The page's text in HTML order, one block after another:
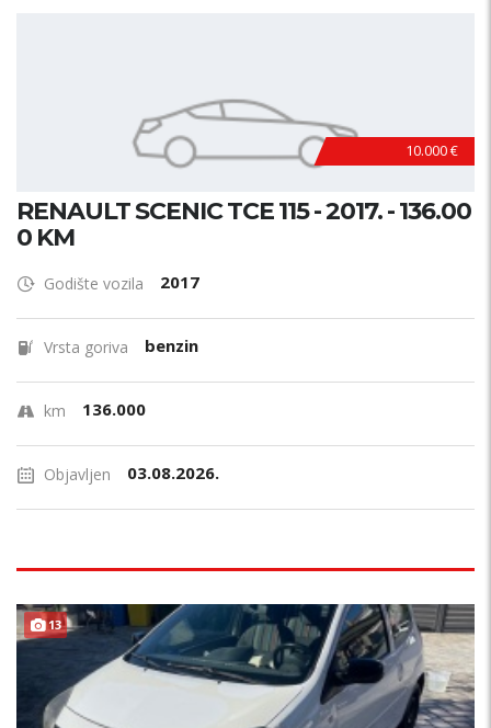
10.000 €
RENAULT SCENIC TCE 115 - 2017. - 136.00
0 KM
Godište vozila 2017
Vrsta goriva benzin
km 136.000
Objavljen 03.08.2026.
13